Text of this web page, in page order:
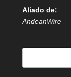
Aliado de:
AndeanWire